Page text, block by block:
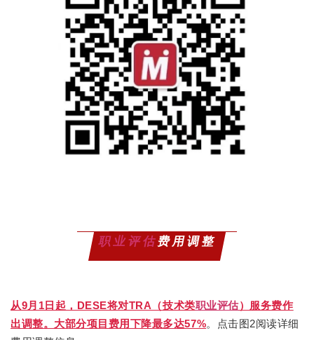
职业评估费用调整
从9月1日起，DESE将对TRA（技术类职业评估）服务费作
出调整。大部分项目费用下降最多达57%。点击图2阅读详细